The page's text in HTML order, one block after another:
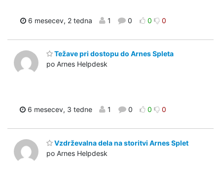
6 mesecev, 2 tedna 1 0 0 0
Težave pri dostopu do Arnes Spleta
po Arnes Helpdesk
6 mesecev, 3 tedne 1 0 0 0
Vzdrževalna dela na storitvi Arnes Splet
po Arnes Helpdesk